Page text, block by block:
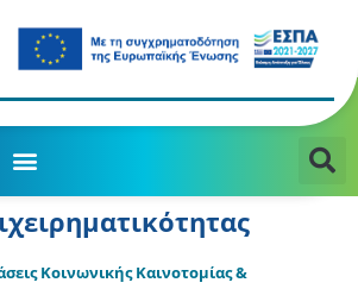
Κοινωνικής Καινοτομίας &